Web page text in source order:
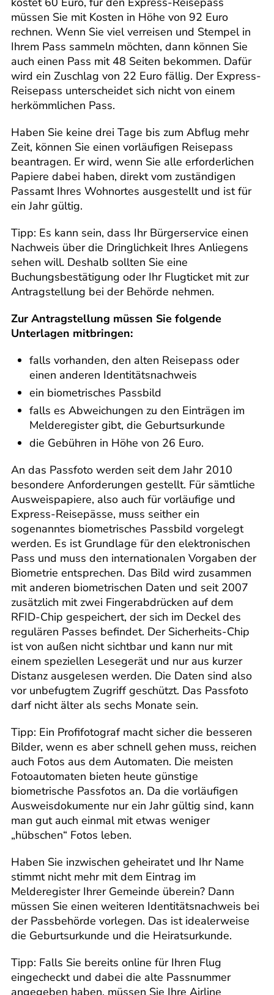
müssen Sie mit Kosten in Höhe von 92 Euro
rechnen. Wenn Sie viel verreisen und Stempel in
Ihrem Pass sammeln möchten, dann können Sie
auch einen Pass mit 48 Seiten bekommen. Dafür
wird ein Zuschlag von 22 Euro fällig. Der Express-
Reisepass unterscheidet sich nicht von einem
herkömmlichen Pass.
Haben Sie keine drei Tage bis zum Abflug mehr
Zeit, können Sie einen vorläufigen Reisepass
beantragen. Er wird, wenn Sie alle erforderlichen
Papiere dabei haben, direkt vom zuständigen
Passamt Ihres Wohnortes ausgestellt und ist für
ein Jahr gültig.
Tipp: Es kann sein, dass Ihr Bürgerservice einen
Nachweis über die Dringlichkeit Ihres Anliegens
sehen will. Deshalb sollten Sie eine
Buchungsbestätigung oder Ihr Flugticket mit zur
Antragstellung bei der Behörde nehmen.
Zur Antragstellung müssen Sie folgende
Unterlagen mitbringen:
falls vorhanden, den alten Reisepass oder
einen anderen Identitätsnachweis
ein biometrisches Passbild
falls es Abweichungen zu den Einträgen im
Melderegister gibt, die Geburtsurkunde
die Gebühren in Höhe von 26 Euro.
An das Passfoto werden seit dem Jahr 2010
besondere Anforderungen gestellt. Für sämtliche
Ausweispapiere, also auch für vorläufige und
Express-Reisepässe, muss seither ein
sogenanntes biometrisches Passbild vorgelegt
werden. Es ist Grundlage für den elektronischen
Pass und muss den internationalen Vorgaben der
Biometrie entsprechen. Das Bild wird zusammen
mit anderen biometrischen Daten und seit 2007
zusätzlich mit zwei Fingerabdrücken auf dem
RFID-Chip gespeichert, der sich im Deckel des
regulären Passes befindet. Der Sicherheits-Chip
ist von außen nicht sichtbar und kann nur mit
einem speziellen Lesegerät und nur aus kurzer
Distanz ausgelesen werden. Die Daten sind also
vor unbefugtem Zugriff geschützt. Das Passfoto
darf nicht älter als sechs Monate sein.
Tipp: Ein Profifotograf macht sicher die besseren
Bilder, wenn es aber schnell gehen muss, reichen
auch Fotos aus dem Automaten. Die meisten
Fotoautomaten bieten heute günstige
biometrische Passfotos an. Da die vorläufigen
Ausweisdokumente nur ein Jahr gültig sind, kann
man gut auch einmal mit etwas weniger
„hübschen“ Fotos leben.
Haben Sie inzwischen geheiratet und Ihr Name
stimmt nicht mehr mit dem Eintrag im
Melderegister Ihrer Gemeinde überein? Dann
müssen Sie einen weiteren Identitätsnachweis bei
der Passbehörde vorlegen. Das ist idealerweise
die Geburtsurkunde und die Heiratsurkunde.
Tipp: Falls Sie bereits online für Ihren Flug
eingecheckt und dabei die alte Passnummer
angegeben haben, müssen Sie Ihre Airline